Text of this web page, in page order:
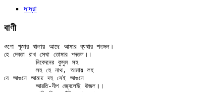
দাদ্‌রা
বাণী
ওগো পূজার থালায় আছে আমার ব্যথার শতদল।
হে দেবতা রাখ সেথা তোমার পদতল।।
যে আগুনে আমায় দহ সেই আগুনে